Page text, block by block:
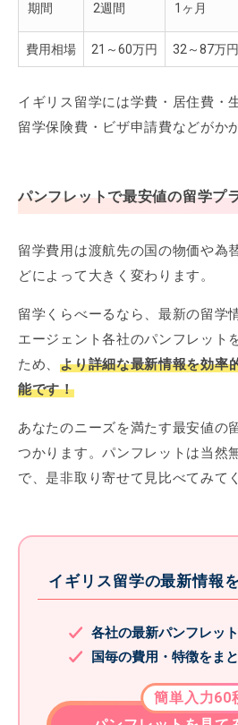
期間 2週間 1ヶ月
費用相場 21～60万円 32～87万円
イギリス留学には学費・居住費・
留学保険費・ビザ申請費などがか
パンフレットで最安値の留学プ
留学費用は渡航先の国の物価や為
どによって大きく変わります。
留学くらべーるなら、最新の留学
エージェント各社のパンフレット
ため、より詳細な最新情報を効率
能です！
あなたのニーズを満たす最安値の
つかります。パンフレットは当然
で、是非取り寄せて見比べてみて
イギリス留学の最新情報
各社の最新パンフレッ
国毎の費用・特徴をま
簡単入力60